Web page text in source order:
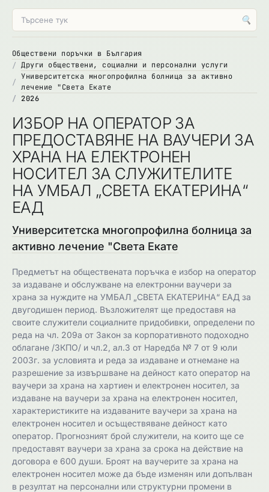
🔍
Обществени поръчки в България
Други обществени, социални и персонални услуги
Университетска многопрофилна болница за активно
лечение "Света Екате
2026
ИЗБОР НА ОПЕРАТОР ЗА
ПРЕДОСТАВЯНЕ НА ВАУЧЕРИ ЗА
ХРАНА НА ЕЛЕКТРОНЕН
НОСИТЕЛ ЗА СЛУЖИТЕЛИТЕ
НА УМБАЛ „СВЕТА ЕКАТЕРИНА“
ЕАД
Университетска многопрофилна болница за
активно лечение "Света Екате
Предметът на обществената поръчка е избор на оператор
за издаване и обслужване на електронни ваучери за
храна за нуждите на УМБАЛ „СВЕТА ЕКАТЕРИНА“ ЕАД за
двугодишен период. Възложителят ще предоставя на
своите служители социалните придобивки, определени по
реда на чл. 209а от Закон за корпоративното подоходно
облагане /ЗКПО/ и чл.2, ал.3 от Наредба № 7 от 9 юли
2003г. за условията и реда за издаване и отнемане на
разрешение за извършване на дейност като оператор на
ваучери за храна на хартиен и електронен носител, за
издаване на ваучери за храна на електронен носител,
характеристиките на издаваните ваучери за храна на
електронен носител и осъществяване дейност като
оператор. Прогнозният брой служители, на които ще се
предоставят ваучери за храна за срока на действие на
договора е 600 души. Броят на ваучерите за храна на
електронен носител може да бъде изменян или допълван
в резултат на персонални или структурни промени в